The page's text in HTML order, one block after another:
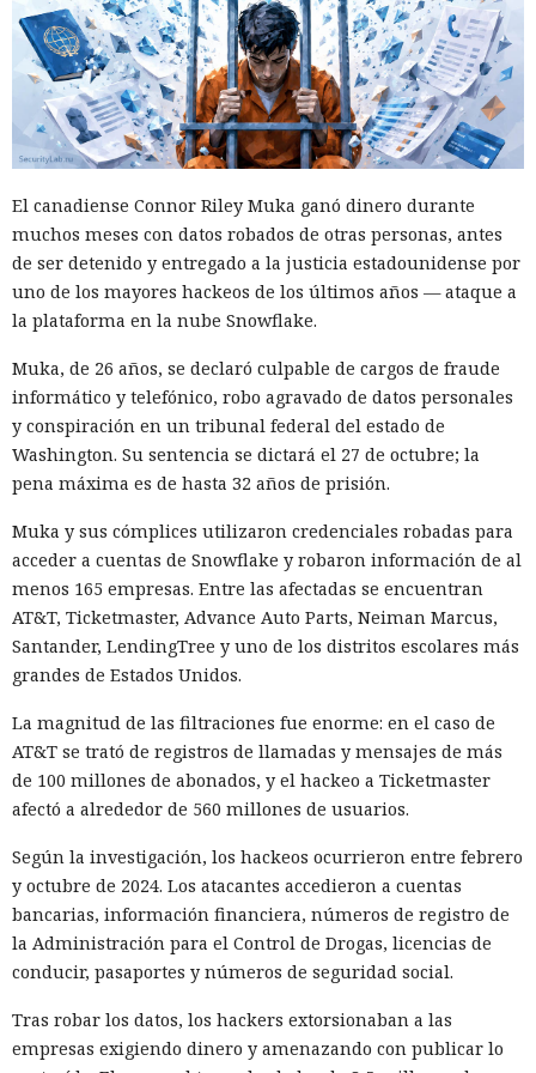
no simplemente en participantes de la competencia de
mercado.
Era demasiado pronto para dar
por muerto a Next.js: la versión
16.3 pulveriza los récords de
rendimiento.
12:01 / 07.08.2026
Ingenieros reducen en un 90% el consumo de memoria
RAM y aceleran la compilación 2,3 veces.
Los desarrolladores, que durante años soportaron fallos
repentinos de Node.js al compilar aplicaciones complejas,
pudieron respirar más tranquilos: salió una nueva versión
del framework de JavaScript Next.js, que promete librarlos
del conocido mensaje «FATAL ERROR». El equipo de Next.js
resentó la versión 16.3 — la primera actualización
de memoria RAM en desarrollo hasta un 90% y, además,
acelera el renderizado y el funcionamiento en general.
La contribución principal a la economía de memoria la
aporta el empaquetador integrado Turbopack, que desde
En la nueva versión están activados por defecto el caché en
disco y el desplazamiento de datos no utilizados a disco. Una
El canadiense Connor Riley Muka ganó dinero durante
muchos meses con datos robados de otras personas, antes
de ser detenido y entregado a la justicia estadounidense por
uno de los mayores hackeos de los últimos años — ataque a
la plataforma en la nube Snowflake.
Muka, de 26 años, se declaró culpable de cargos de fraude
informático y telefónico, robo agravado de datos personales
y conspiración en un tribunal federal del estado de
Washington. Su sentencia se dictará el 27 de octubre; la
pena máxima es de hasta 32 años de prisión.
Muka y sus cómplices utilizaron credenciales robadas para
acceder a cuentas de Snowflake y robaron información de al
menos 165 empresas. Entre las afectadas se encuentran
AT&T, Ticketmaster, Advance Auto Parts, Neiman Marcus,
Santander, LendingTree y uno de los distritos escolares más
grandes de Estados Unidos.
La magnitud de las filtraciones fue enorme: en el caso de
AT&T se trató de registros de llamadas y mensajes de más
de 100 millones de abonados, y el hackeo a Ticketmaster
afectó a alrededor de 560 millones de usuarios.
Según la investigación, los hackeos ocurrieron entre febrero
y octubre de 2024. Los atacantes accedieron a cuentas
bancarias, información financiera, números de registro de
la Administración para el Control de Drogas, licencias de
conducir, pasaportes y números de seguridad social.
Tras robar los datos, los hackers extorsionaban a las
empresas exigiendo dinero y amenazando con publicar lo